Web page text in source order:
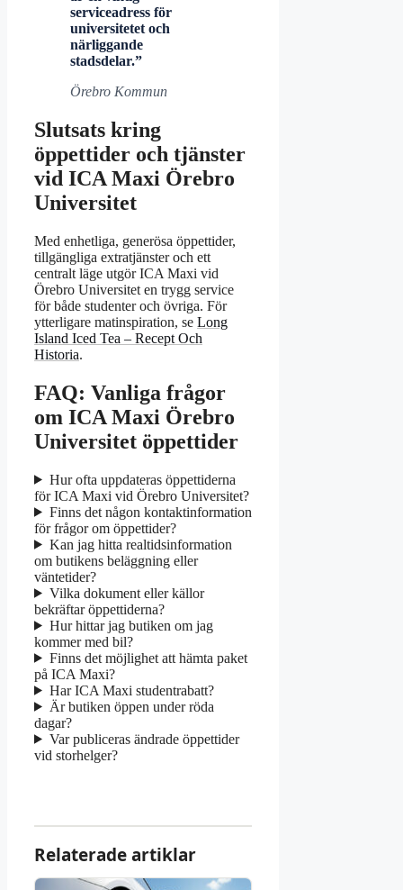
serviceadress för
universitetet och
närliggande
stadsdelar.”
Örebro Kommun
Slutsats kring
öppettider och tjänster
vid ICA Maxi Örebro
Universitet
Med enhetliga, generösa öppettider,
tillgängliga extratjänster och ett
centralt läge utgör ICA Maxi vid
Örebro Universitet en trygg service
för både studenter och övriga. För
ytterligare matinspiration, se Long
Island Iced Tea – Recept Och
Historia.
FAQ: Vanliga frågor
om ICA Maxi Örebro
Universitet öppettider
Hur ofta uppdateras öppettiderna
för ICA Maxi vid Örebro Universitet?
Finns det någon kontaktinformation
för frågor om öppettider?
Kan jag hitta realtidsinformation
om butikens beläggning eller
väntetider?
Vilka dokument eller källor
bekräftar öppettiderna?
Hur hittar jag butiken om jag
kommer med bil?
Finns det möjlighet att hämta paket
på ICA Maxi?
Har ICA Maxi studentrabatt?
Är butiken öppen under röda
dagar?
Var publiceras ändrade öppettider
vid storhelger?
Relaterade artiklar